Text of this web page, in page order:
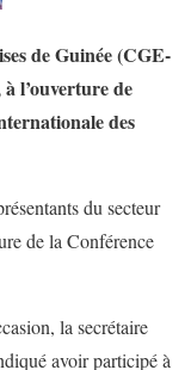
de Guinée (CGE-
l’ouverture de
des
du secteur
de la Conférence
la secrétaire
avoir participé à